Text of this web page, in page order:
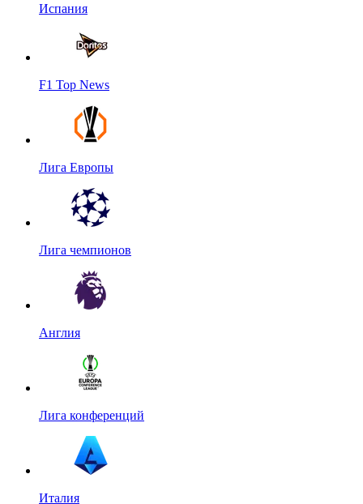
Испания
F1 Top News
Лига Европы
Лига чемпионов
Англия
Лига конференций
Италия